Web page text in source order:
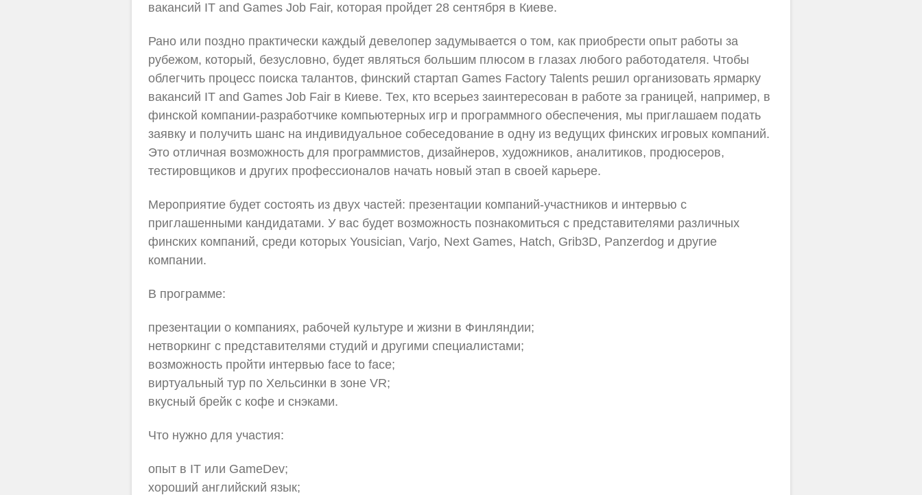
вакансий IT and Games Job Fair, которая пройдет 28 сентября в Киеве.
Рано или поздно практически каждый девелопер задумывается о том, как приобрести опыт работы за
рубежом, который, безусловно, будет являться большим плюсом в глазах любого работодателя. Чтобы
облегчить процесс поиска талантов, финский стартап Games Factory Talents решил организовать ярмарку
вакансий IT and Games Job Fair в Киеве. Тех, кто всерьез заинтересован в работе за границей, например, в
финской компании-разработчике компьютерных игр и программного обеспечения, мы приглашаем подать
заявку и получить шанс на индивидуальное собеседование в одну из ведущих финских игровых компаний.
Это отличная возможность для программистов, дизайнеров, художников, аналитиков, продюсеров,
тестировщиков и других профессионалов начать новый этап в своей карьере.
Мероприятие будет состоять из двух частей: презентации компаний-участников и интервью с
приглашенными кандидатами. У вас будет возможность познакомиться с представителями различных
финских компаний, среди которых Yousician, Varjo, Next Games, Hatch, Grib3D, Panzerdog и другие
компании.
В программе:
презентации о компаниях, рабочей культуре и жизни в Финляндии;
нетворкинг с представителями студий и другими специалистами;
возможность пройти интервью face to face;
виртуальный тур по Хельсинки в зоне VR;
вкусный брейк с кофе и снэками.
Что нужно для участия:
опыт в IT или GameDev;
хороший английский язык;